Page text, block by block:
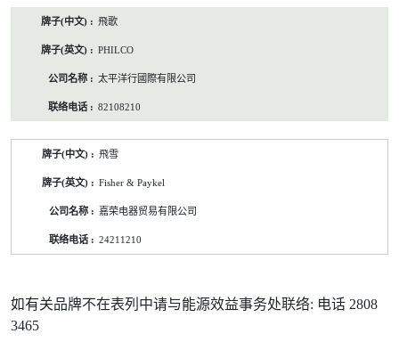
飛歌
PHILCO
太平洋行國際有限公司
82108210
飛雪
Fisher & Paykel
嘉荣电器贸易有限公司
24211210
如有关品牌不在表列中请与能源效益事务处联络: 电话 2808
3465